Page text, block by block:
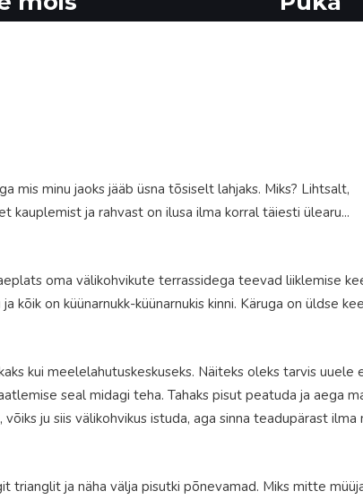
mis minu jaoks jääb üsna tõsiselt lahjaks. Miks? Lihtsalt,
ja rahvast on ilusa ilma korral täiesti ülearu...
oma välikohvikute terrassidega teevad liiklemise
on küünarnukk-küünarnukis kinni. Käruga on üldse
kui meelelahutuskeskuseks. Näiteks oleks tarvis uuele
seal midagi teha. Tahaks pisut peatuda ja aega
ju siis välikohvikus istuda, aga sinna teadupärast
trianglit ja näha välja pisutki põnevamad. Miks mitte